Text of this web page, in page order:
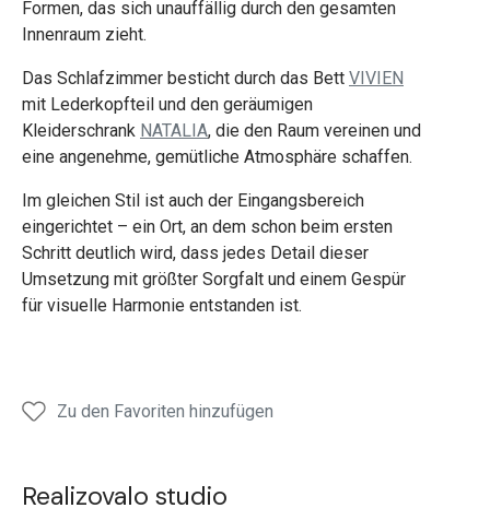
Formen, das sich unauffällig durch den gesamten
Innenraum zieht.
Das Schlafzimmer besticht durch das Bett VIVIEN
mit Lederkopfteil und den geräumigen
Kleiderschrank NATALIA, die den Raum vereinen und
eine angenehme, gemütliche Atmosphäre schaffen.
Im gleichen Stil ist auch der Eingangsbereich
eingerichtet – ein Ort, an dem schon beim ersten
Schritt deutlich wird, dass jedes Detail dieser
Umsetzung mit größter Sorgfalt und einem Gespür
für visuelle Harmonie entstanden ist.
Zu den Favoriten hinzufügen
Realizovalo studio